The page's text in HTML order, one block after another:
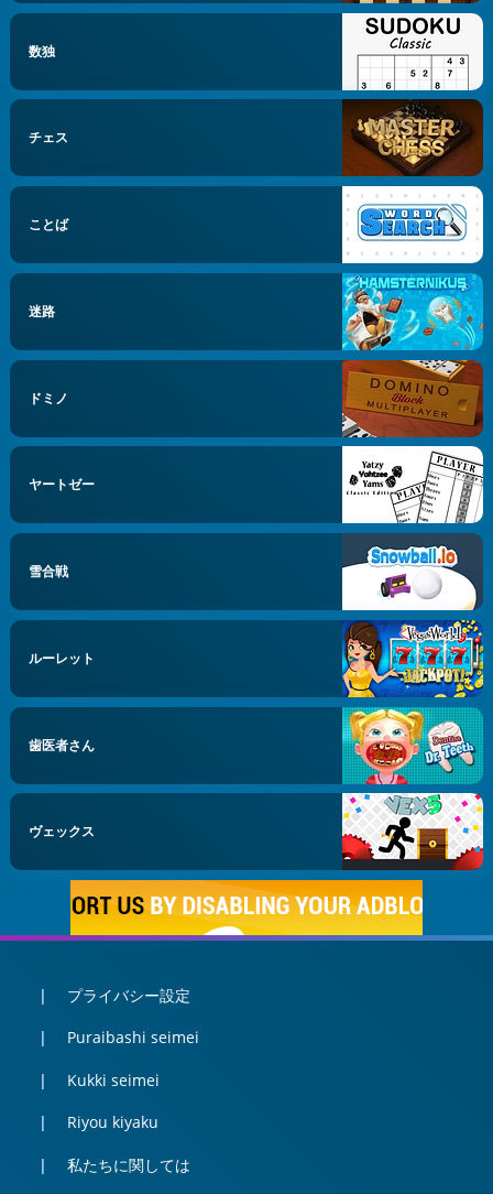
数独
チェス
ことば
迷路
ドミノ
ヤートゼー
雪合戦
ルーレット
歯医者さん
ヴェックス
プライバシー設定
Puraibashi seimei
Kukki seimei
Riyou kiyaku
私たちに関しては